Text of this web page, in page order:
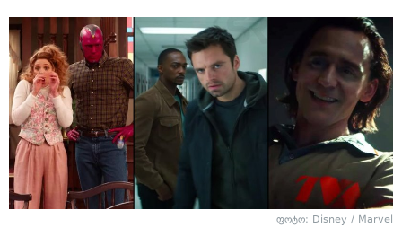
ფოტო: Disney / Marvel